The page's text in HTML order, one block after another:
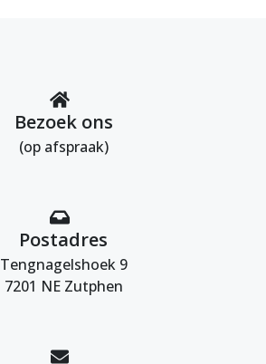
Bezoek ons
(op afspraak)
Postadres
Tengnagelshoek 9
7201 NE Zutphen